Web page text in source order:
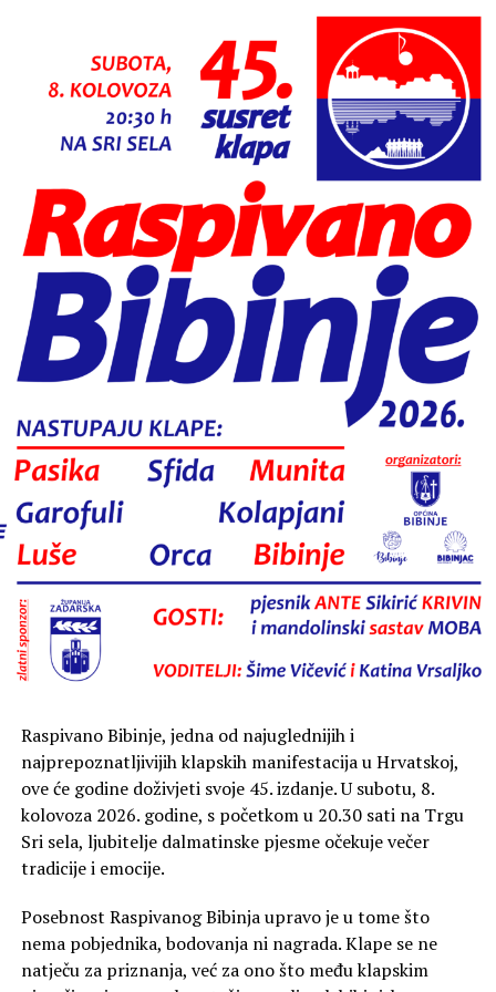
Raspivano Bibinje, jedna od najuglednijih i
najprepoznatljivijih klapskih manifestacija u Hrvatskoj,
ove će godine doživjeti svoje 45. izdanje. U subotu, 8.
kolovoza 2026. godine, s početkom u 20.30 sati na Trgu
Sri sela, ljubitelje dalmatinske pjesme očekuje večer
tradicije i emocije.
Posebnost Raspivanog Bibinja upravo je u tome što
nema pobjednika, bodovanja ni nagrada. Klape se ne
natječu za priznanja, već za ono što među klapskim